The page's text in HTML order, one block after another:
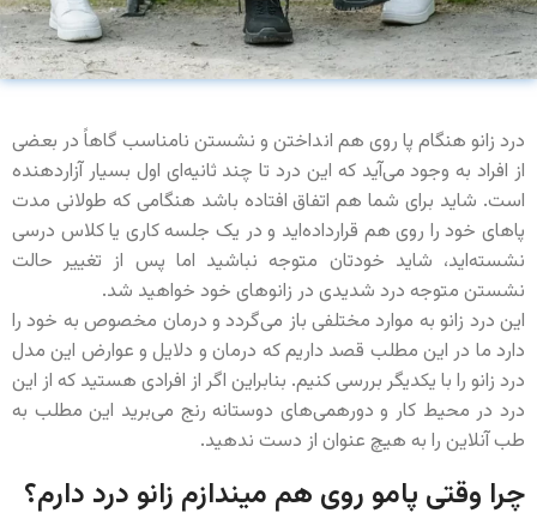
درد زانو هنگام پا روی هم انداختن و نشستن نامناسب گاهاً در بعضی
از افراد به وجود می‌آید که این درد تا چند ثانیه‌ای اول بسیار آزاردهنده
است. شاید برای شما هم اتفاق افتاده باشد هنگامی که طولانی مدت
پاهای خود را روی هم قرارداده‌اید و در یک جلسه کاری یا کلاس درسی
نشسته‌اید، شاید خودتان متوجه نباشید اما پس از تغییر حالت
نشستن متوجه درد شدیدی در زانوهای خود خواهید شد.
این درد زانو به موارد مختلفی باز می‌گردد و درمان مخصوص به خود را
دارد ما در این مطلب قصد داریم که درمان و دلایل و عوارض این مدل
درد زانو را با یکدیگر بررسی کنیم. بنابراین اگر از افرادی هستید که از این
درد در محیط کار و دورهمی‌های دوستانه رنج می‌برید این مطلب به
طب آنلاین را به هیچ عنوان از دست ندهید.
چرا وقتی پامو روی هم میندازم زانو درد دارم؟